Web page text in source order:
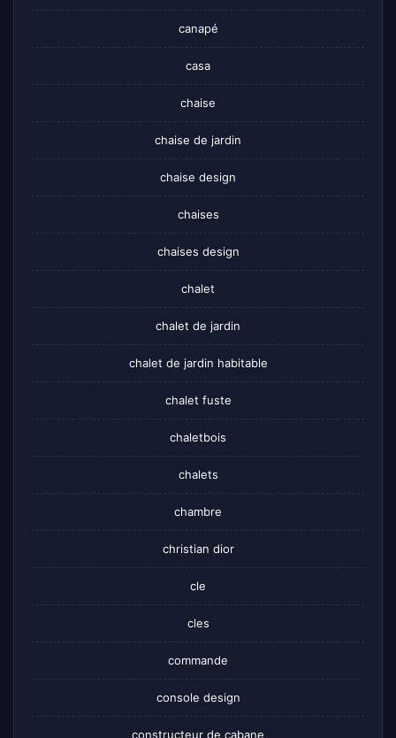
canapé
casa
chaise
chaise de jardin
chaise design
chaises
chaises design
chalet
chalet de jardin
chalet de jardin habitable
chalet fuste
chaletbois
chalets
chambre
christian dior
cle
cles
commande
console design
constructeur de cabane